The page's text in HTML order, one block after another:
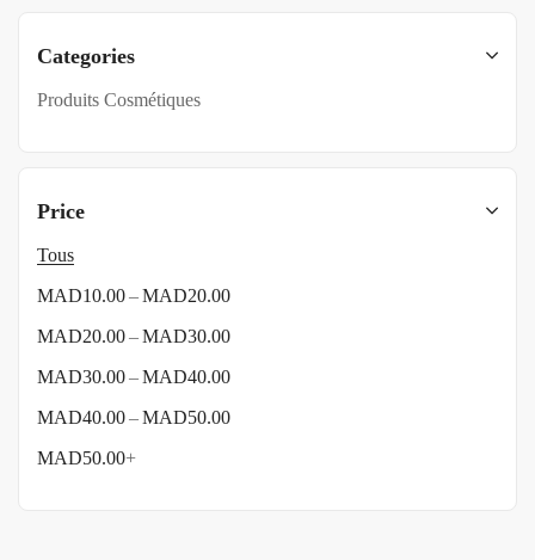
Categories
Produits Cosmétiques
Price
Tous
MAD10.00–MAD20.00
MAD20.00–MAD30.00
MAD30.00–MAD40.00
MAD40.00–MAD50.00
MAD50.00+